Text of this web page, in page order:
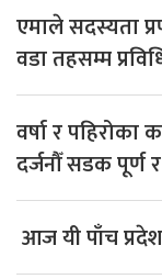
एमाले सदस्यता
वडा तहसम्म
वर्षा र पहिरोका
दर्जनौँ सडक
आज यी पाँच